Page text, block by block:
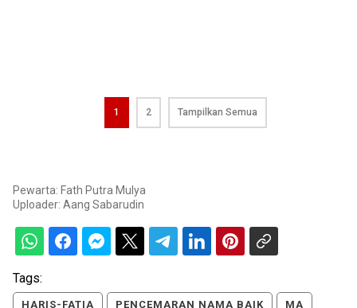
1 2 Tampilkan Semua
Pewarta: Fath Putra Mulya
Uploader: Aang Sabarudin
Tags:
HARIS-FATIA PENCEMARAN NAMA BAIK MA